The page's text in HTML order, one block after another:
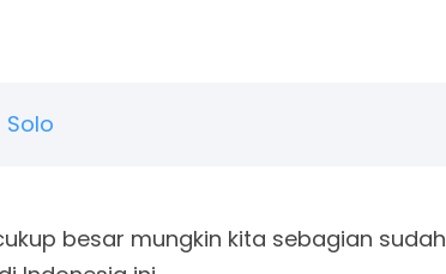
besar mungkin kita sebagian sudah